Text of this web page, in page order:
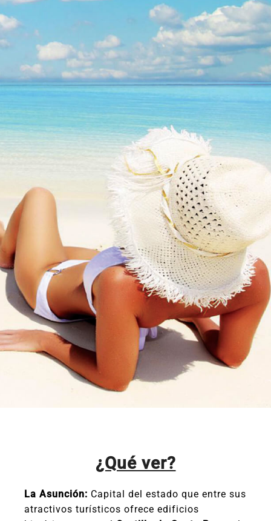
¿Qué ver?
La Asunción: Capital del estado que entre sus
atractivos turísticos ofrece edificios